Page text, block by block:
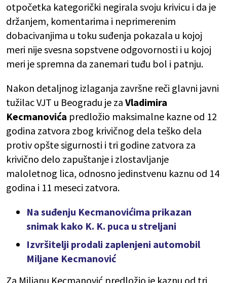
otpočetka kategorički negirala svoju krivicu i da je
držanjem, komentarima i neprimerenim
dobacivanjima u toku suđenja pokazala u kojoj
meri nije svesna sopstvene odgovornosti i u kojoj
meri je spremna da zanemari tuđu bol i patnju.
Nakon detaljnog izlaganja završne reči glavni javni
tužilac VJT u Beogradu je za Vladimira
Kecmanovića predložio maksimalne kazne od 12
godina zatvora zbog krivičnog dela teško dela
protiv opšte sigurnosti i tri godine zatvora za
krivično delo zapuštanje i zlostavljanje
maloletnog lica, odnosno jedinstvenu kaznu od 14
godina i 11 meseci zatvora.
Na suđenju Kecmanovićima prikazan
snimak kako K. K. puca u streljani
Izvršitelji prodali zaplenjeni automobil
Miljane Kecmanović
Za Miljanu Kecmanović predložio je kaznu od tri